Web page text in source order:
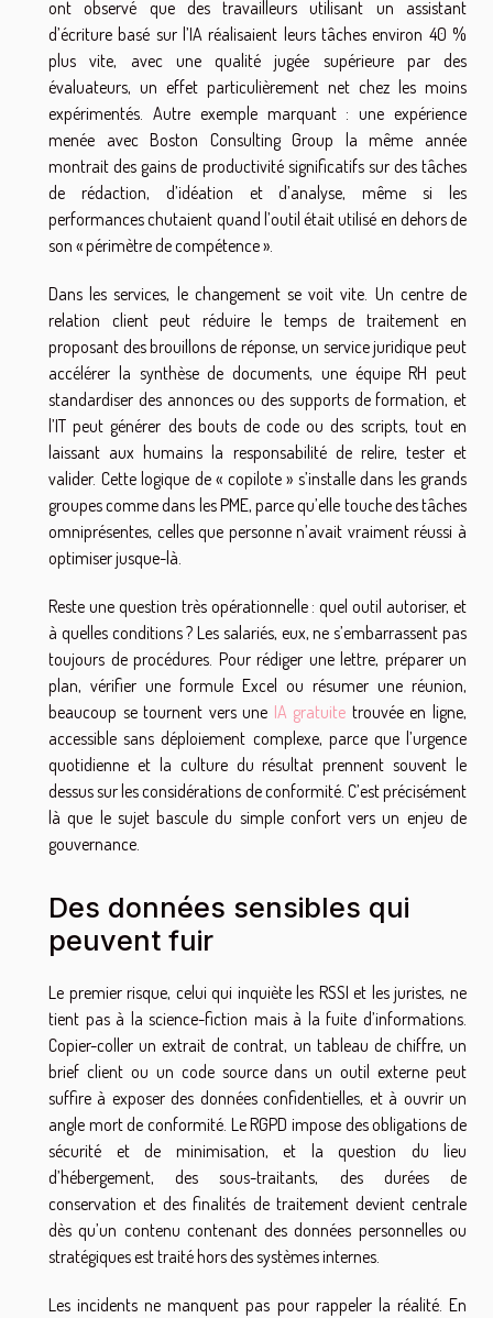
ont observé que des travailleurs utilisant un assistant
d’écriture basé sur l’IA réalisaient leurs tâches environ 40 %
plus vite, avec une qualité jugée supérieure par des
évaluateurs, un effet particulièrement net chez les moins
expérimentés. Autre exemple marquant : une expérience
menée avec Boston Consulting Group la même année
montrait des gains de productivité significatifs sur des tâches
de rédaction, d’idéation et d’analyse, même si les
performances chutaient quand l’outil était utilisé en dehors de
son « périmètre de compétence ».
Dans les services, le changement se voit vite. Un centre de
relation client peut réduire le temps de traitement en
proposant des brouillons de réponse, un service juridique peut
accélérer la synthèse de documents, une équipe RH peut
standardiser des annonces ou des supports de formation, et
l’IT peut générer des bouts de code ou des scripts, tout en
laissant aux humains la responsabilité de relire, tester et
valider. Cette logique de « copilote » s’installe dans les grands
groupes comme dans les PME, parce qu’elle touche des tâches
omniprésentes, celles que personne n’avait vraiment réussi à
optimiser jusque-là.
Reste une question très opérationnelle : quel outil autoriser, et
à quelles conditions ? Les salariés, eux, ne s’embarrassent pas
toujours de procédures. Pour rédiger une lettre, préparer un
plan, vérifier une formule Excel ou résumer une réunion,
beaucoup se tournent vers une IA gratuite trouvée en ligne,
accessible sans déploiement complexe, parce que l’urgence
quotidienne et la culture du résultat prennent souvent le
dessus sur les considérations de conformité. C’est précisément
là que le sujet bascule du simple confort vers un enjeu de
gouvernance.
Des données sensibles qui
peuvent fuir
Le premier risque, celui qui inquiète les RSSI et les juristes, ne
tient pas à la science-fiction mais à la fuite d’informations.
Copier-coller un extrait de contrat, un tableau de chiffre, un
brief client ou un code source dans un outil externe peut
suffire à exposer des données confidentielles, et à ouvrir un
angle mort de conformité. Le RGPD impose des obligations de
sécurité et de minimisation, et la question du lieu
d’hébergement, des sous-traitants, des durées de
conservation et des finalités de traitement devient centrale
dès qu’un contenu contenant des données personnelles ou
stratégiques est traité hors des systèmes internes.
Les incidents ne manquent pas pour rappeler la réalité. En